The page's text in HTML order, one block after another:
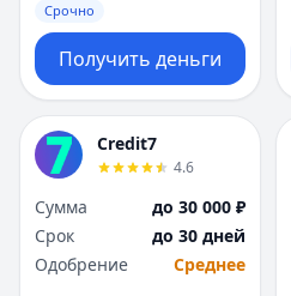
Срочно
Получить деньги
Credit7
4.6
Сумма
до 30 000 ₽
Срок
до 30 дней
Одобрение
Среднее